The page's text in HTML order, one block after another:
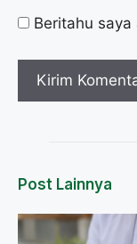
Beritahu
Post Lainnya